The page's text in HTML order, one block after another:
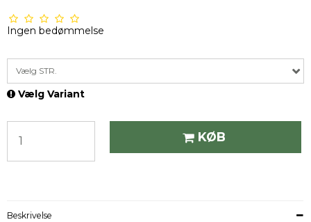
Ingen bedømmelse
Vælg STR.
Vælg Variant
KØB
Beskrivelse